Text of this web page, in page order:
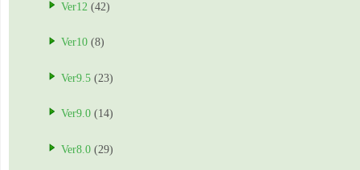
Ver12 (42)
Ver10 (8)
Ver9.5 (23)
Ver9.0 (14)
Ver8.0 (29)